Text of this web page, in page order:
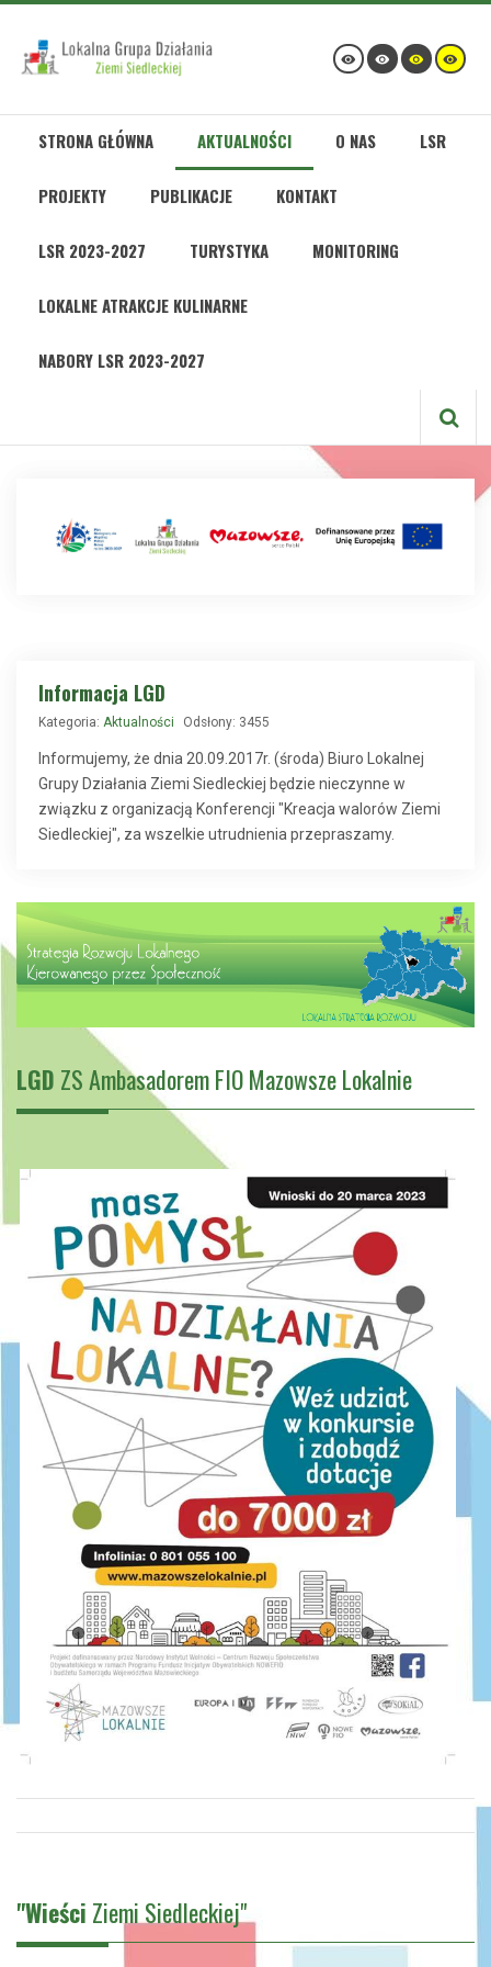
STRONA GŁÓWNA AKTUALNOŚCI O NAS LSR
PROJEKTY PUBLIKACJE KONTAKT
LSR 2023-2027 TURYSTYKA MONITORING
LOKALNE ATRAKCJE KULINARNE
NABORY LSR 2023-2027
Informacja LGD
Kategoria: Aktualności Odsłony: 3455
Informujemy, że dnia 20.09.2017r. (środa) Biuro Lokalnej
Grupy Działania Ziemi Siedleckiej będzie nieczynne w
związku z organizacją Konferencji "Kreacja walorów Ziemi
Siedleckiej", za wszelkie utrudnienia przepraszamy.
LGD ZS Ambasadorem FIO Mazowsze Lokalnie
"Wieści Ziemi Siedleckiej"